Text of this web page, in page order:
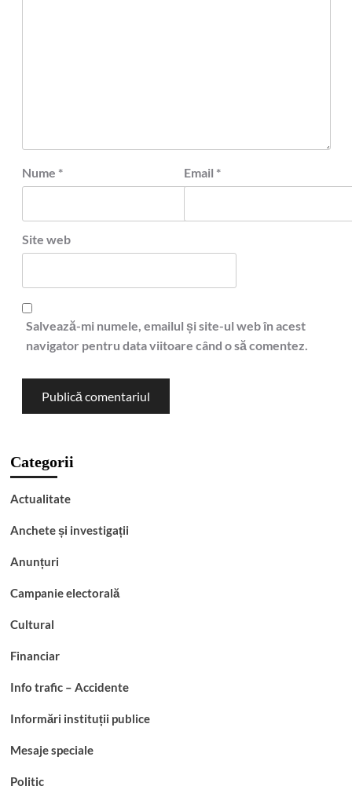
Nume * Email *
Site web
Salvează-mi numele, emailul și site-ul web în acest
navigator pentru data viitoare când o să comentez.
Categorii
Actualitate
Anchete și investigații
Anunțuri
Campanie electorală
Cultural
Financiar
Info trafic – Accidente
Informări instituții publice
Mesaje speciale
Politic